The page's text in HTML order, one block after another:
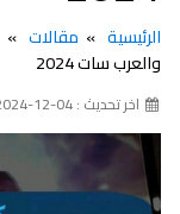
الرئيسية مقالات
والعرب سات 2024
اخر تحديث : 04-12-2024